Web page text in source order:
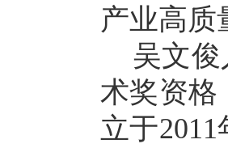
产业高质
吴文
术奖资格
立于2011